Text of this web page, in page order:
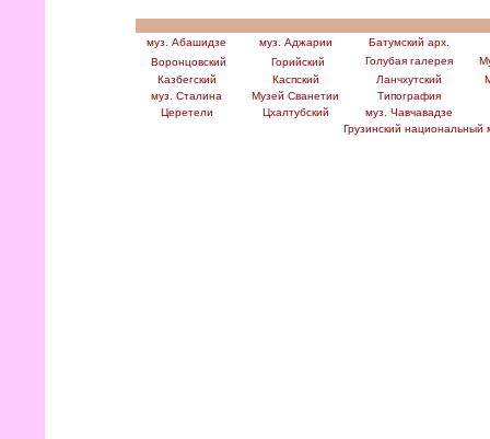
муз. Абашидзе муз. Аджарии
Батумский арх.
Воронцовский
Горийский Голубая галерея
Казбегский
Каспский Ланчхутский
муз. Сталина
Музей Сванетии
Типография
Церетели
Цхалтубский
муз. Чавчавадзе
Грузинский